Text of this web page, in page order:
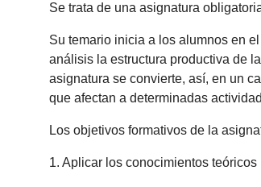
Se trata de una asignatura
Su temario inicia a los alumnos en
análisis la estructura productiva de
asignatura se convierte, así, en un
que afectan a determinadas
Los objetivos formativos de la
1. Aplicar los conocimientos